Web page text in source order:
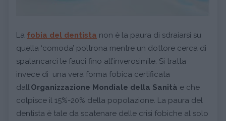
La fobia del dentista non è la paura di sdraiarsi su
quella ‘comoda’ poltrona mentre un dottore cerca di
spalancarci le fauci fino all’inverosimile. Si tratta
invece di una vera forma fobica certificata
dall’Organizzazione Mondiale della Sanità e che
colpisce il 15%-20% della popolazione. La paura del
dentista è tale da scatenare delle crisi fobiche al solo